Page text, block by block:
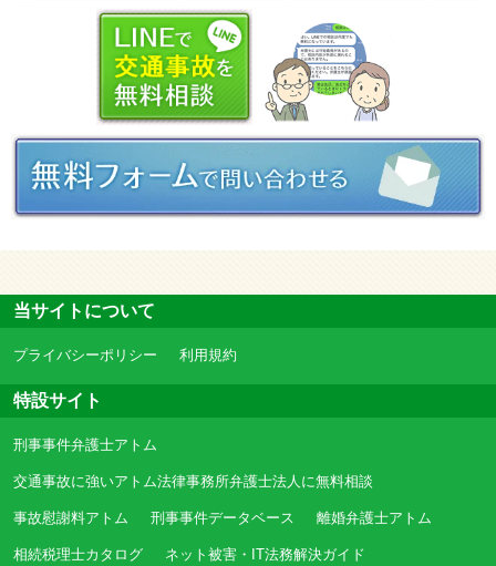
当サイトについて
プライバシーポリシー 利用規約
特設サイト
刑事事件弁護士アトム
交通事故に強いアトム法律事務所弁護士法人に無料相談
事故慰謝料アトム 刑事事件データベース 離婚弁護士アトム
相続税理士カタログ ネット被害・IT法務解決ガイド